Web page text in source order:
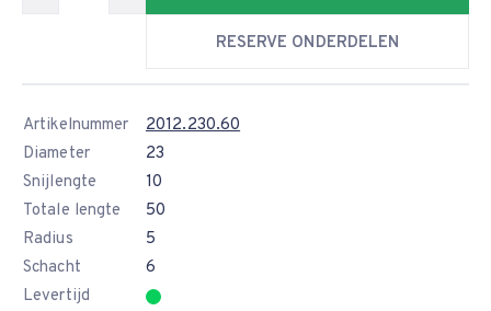
RESERVE ONDERDELEN
Artikelnummer
2012.230.60
Diameter
23
Snijlengte
10
Totale lengte
50
Radius
5
Schacht
6
Levertijd